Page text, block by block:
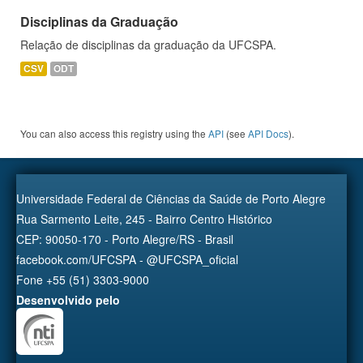
Disciplinas da Graduação
Relação de disciplinas da graduação da UFCSPA.
CSV ODT
You can also access this registry using the API (see API Docs).
Universidade Federal de Ciências da Saúde de Porto Alegre
Rua Sarmento Leite, 245 - Bairro Centro Histórico
CEP: 90050-170 - Porto Alegre/RS - Brasil
facebook.com/UFCSPA - @UFCSPA_oficial
Fone +55 (51) 3303-9000
Desenvolvido pelo